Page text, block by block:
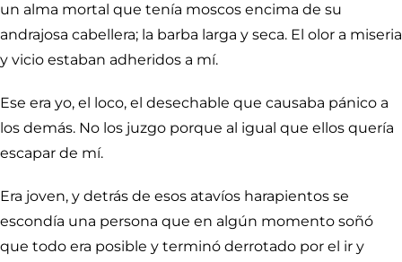
un alma mortal que tenía moscos encima de su
andrajosa cabellera; la barba larga y seca. El olor a miseria
y vicio estaban adheridos a mí.
Ese era yo, el loco, el desechable que causaba pánico a
los demás. No los juzgo porque al igual que ellos quería
escapar de mí.
Era joven, y detrás de esos atavíos harapientos se
escondía una persona que en algún momento soñó
que todo era posible y terminó derrotado por el ir y